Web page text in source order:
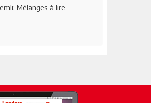
Mélanges à lire